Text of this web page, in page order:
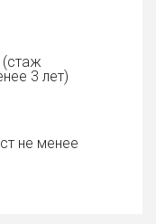
(стаж
3 лет)
не менее